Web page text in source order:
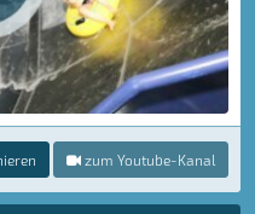
zum Youtube-Kanal